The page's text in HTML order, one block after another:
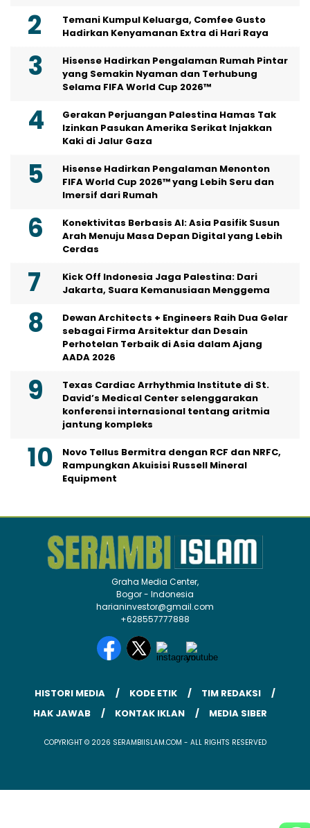
Temani Kumpul Keluarga, Comfee Gusto
Hadirkan Kenyamanan Extra di Hari Raya
Hisense Hadirkan Pengalaman Rumah Pintar
yang Semakin Nyaman dan Terhubung
Selama FIFA World Cup 2026™
Gerakan Perjuangan Palestina Hamas Tak
Izinkan Pasukan Amerika Serikat Injakkan
Kaki di Jalur Gaza
Hisense Hadirkan Pengalaman Menonton
FIFA World Cup 2026™ yang Lebih Seru dan
Imersif dari Rumah
Konektivitas Berbasis AI: Asia Pasifik Susun
Arah Menuju Masa Depan Digital yang Lebih
Cerdas
Kick Off Indonesia Jaga Palestina: Dari
Jakarta, Suara Kemanusiaan Menggema
Dewan Architects + Engineers Raih Dua Gelar
sebagai Firma Arsitektur dan Desain
Perhotelan Terbaik di Asia dalam Ajang
AADA 2026
Texas Cardiac Arrhythmia Institute di St.
David’s Medical Center selenggarakan
konferensi internasional tentang aritmia
jantung kompleks
Novo Tellus Bermitra dengan RCF dan NRFC,
Rampungkan Akuisisi Russell Mineral
Equipment
Graha Media Center,
Bogor - Indonesia
harianinvestor@gmail.com
+628557777888
HISTORI MEDIA KODE ETIK
TIM REDAKSI
HAK JAWAB
KONTAK IKLAN MEDIA SIBER
COPYRIGHT © 2026 SERAMBIISLAM.COM - ALL RIGHTS RESERVED